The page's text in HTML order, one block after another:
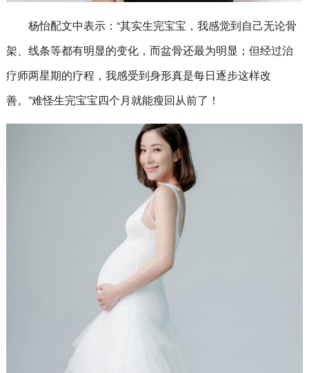
杨怡配文中表示：“其实生完宝宝，我感觉到自己无论骨
架、线条等都有明显的变化，而盆骨还最为明显；但经过治
疗师两星期的疗程，我感受到身形真是每日逐步这样改
善。”难怪生完宝宝四个月就能瘦回从前了！